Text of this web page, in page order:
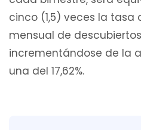
cinco (1,5) veces la
mensual de
incrementándose de la
una del 17,62%.